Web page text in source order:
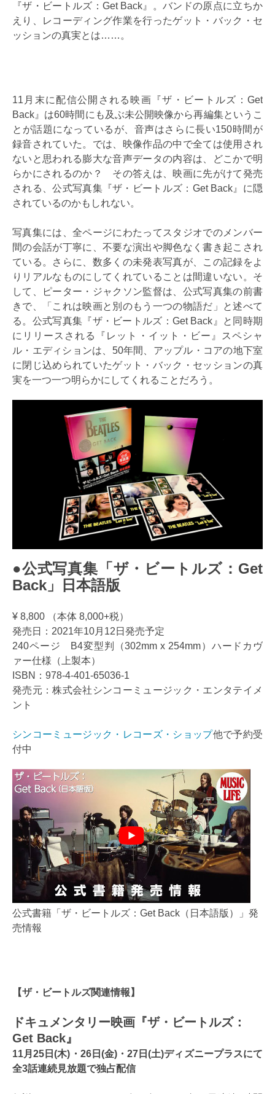
『ザ・ビートルズ：Get Back』。バンドの原点に立ちか
えり、レコーディング作業を行ったゲット・バック・セ
ッションの真実とは……。
11月末に配信公開される映画『ザ・ビートルズ：Get
Back』は60時間にも及ぶ未公開映像から再編集というこ
とが話題になっているが、音声はさらに長い150時間が
録音されていた。では、映像作品の中で全ては使用され
ないと思われる膨大な音声データの内容は、どこかで明
らかにされるのか？ その答えは、映画に先がけて発売
される、公式写真集『ザ・ビートルズ：Get Back』に隠
されているのかもしれない。
写真集には、全ページにわたってスタジオでのメンバー
間の会話が丁寧に、不要な演出や脚色なく書き起こされ
ている。さらに、数多くの未発表写真が、この記録をよ
りリアルなものにしてくれていることは間違いない。そ
して、ピーター・ジャクソン監督は、公式写真集の前書
きで、「これは映画と別のもう一つの物語だ」と述べて
る。公式写真集『ザ・ビートルズ：Get Back』と同時期
にリリースされる『レット・イット・ビー』スペシャ
ル・エディションは、50年間、アップル・コアの地下室
に閉じ込められていたゲット・バック・セッションの真
実を一つ一つ明らかにしてくれることだろう。
●公式写真集「ザ・ビートルズ：Get
Back」日本語版
¥ 8,800 （本体 8,000+税）
発売日：2021年10月12日発売予定
240ページ B4変型判（302mm x 254mm）ハードカヴ
ァー仕様（上製本）
ISBN：978-4-401-65036-1
発売元：株式会社シンコーミュージック・エンタテイメ
ント
シンコーミュージック・レコーズ・ショップ他で予約受
付中
公式書籍「ザ・ビートルズ：Get Back（日本語版）」発
売情報
【ザ・ビートルズ関連情報】
ドキュメンタリー映画 『ザ・ビートルズ：
Get Back』
11月25日(木)・26日(金)・27日(土)ディズニープラスにて
全3話連続見放題で独占配信